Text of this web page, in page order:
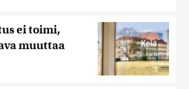
ei toimi,
muuttaa